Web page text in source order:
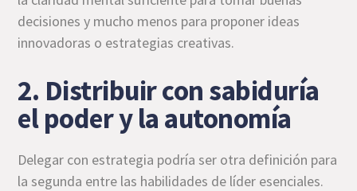
decisiones y mucho menos para proponer ideas
innovadoras o estrategias creativas.
2. Distribuir con sabiduría
el poder y la autonomía
Delegar con estrategia podría ser otra definición para
la segunda entre las habilidades de líder esenciales.